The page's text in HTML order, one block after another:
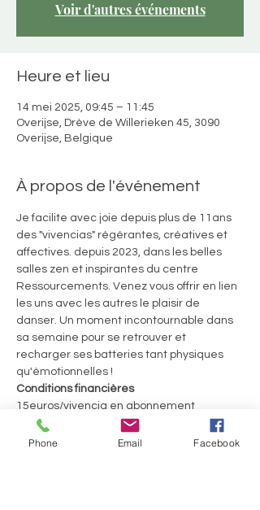
Voir d'autres événements
Heure et lieu
14 mei 2025, 09:45 – 11:45
Overijse, Drève de Willerieken 45, 3090
Overijse, Belgique
À propos de l'événement
Je facilite avec joie depuis plus de 11ans
des "vivencias" régérantes, créatives et
affectives. depuis 2023, dans les belles
salles zen et inspirantes du centre
Ressourcements. Venez vous offrir en lien
les uns avec les autres le plaisir de
danser. Un moment incontournable dans
sa semaine pour se retrouver et
recharger ses batteries tant physiques
qu'émotionnelles !
Conditions financières
15euros/vivencia en abonnement
trimestriel ou 20€ la séance
60euros le Welcome Pack pour 4 séances
Phone Email Facebook